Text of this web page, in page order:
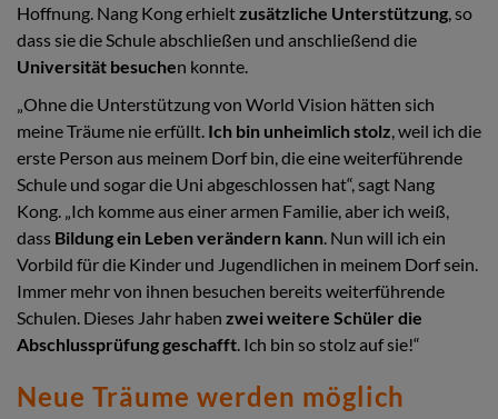
Hoffnung. Nang Kong erhieltzusätzliche Unterstützung, so
dass sie die Schule abschließen und anschließend die
Universität besuchen konnte.
„Ohne die Unterstützung von World Vision hätten sich
meine Träume nie erfüllt. Ich bin unheimlich stolz, weil ich die
erste Person aus meinem Dorf bin, die eine weiterführende
Schule und sogar die Uni abgeschlossen hat“, sagt Nang
Kong. „Ich komme aus einer armen Familie, aber ich weiß,
dass Bildung ein Leben verändern kann. Nun will ich ein
Vorbild für die Kinder und Jugendlichen in meinem Dorf sein.
Immer mehr von ihnen besuchen bereits weiterführende
Schulen. Dieses Jahr haben zwei weitere Schüler die
Abschlussprüfung geschafft. Ich bin so stolz auf sie!“
Neue Träume werden möglich